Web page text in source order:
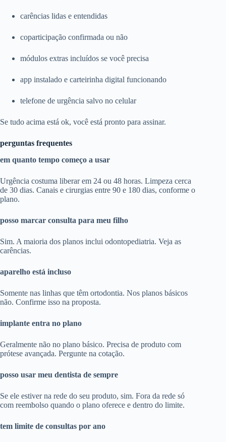
carências lidas e entendidas
coparticipação confirmada ou não
módulos extras incluídos se você precisa
app instalado e carteirinha digital funcionando
telefone de urgência salvo no celular
Se tudo acima está ok, você está pronto para assinar.
perguntas frequentes
em quanto tempo começo a usar
Urgência costuma liberar em 24 ou 48 horas. Limpeza cerca
de 30 dias. Canais e cirurgias entre 90 e 180 dias, conforme o
plano.
posso marcar consulta para meu filho
Sim. A maioria dos planos inclui odontopediatria. Veja as
carências.
aparelho está incluso
Somente nas linhas que têm ortodontia. Nos planos básicos
não. Confirme isso na proposta.
implante entra no plano
Geralmente não no plano básico. Precisa de produto com
prótese avançada. Pergunte na cotação.
posso usar meu dentista de sempre
Se ele estiver na rede do seu produto, sim. Fora da rede só
com reembolso quando o plano oferece e dentro do limite.
tem limite de consultas por ano